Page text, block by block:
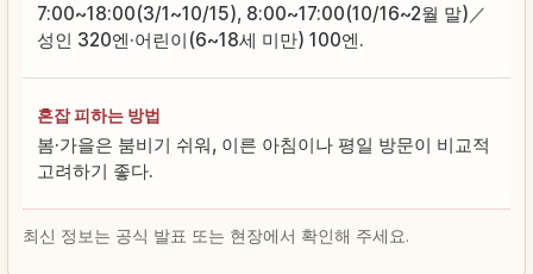
7:00~18:00(3/1~10/15), 8:00~17:00(10/16~2월 말)／
성인 320엔·어린이(6~18세 미만) 100엔.
혼잡 피하는 방법
봄·가을은 붐비기 쉬워, 이른 아침이나 평일 방문이 비교적
고려하기 좋다.
최신 정보는 공식 발표 또는 현장에서 확인해 주세요.